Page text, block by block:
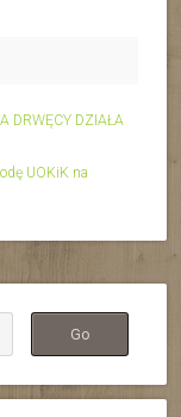
DRWĘCY DZIAŁA
UOKiK na